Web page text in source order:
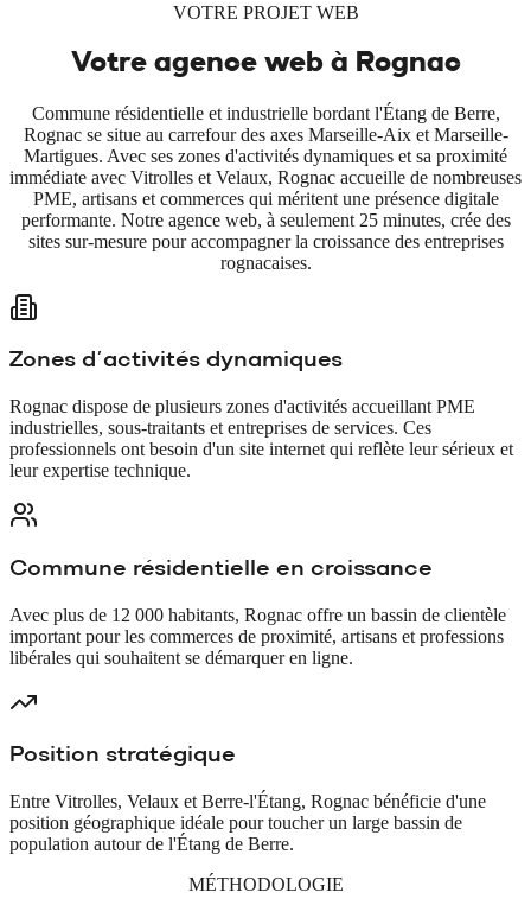
VOTRE PROJET WEB
Votre agence web à Rognac
Commune résidentielle et industrielle bordant l'Étang de Berre,
Rognac se situe au carrefour des axes Marseille-Aix et Marseille-
Martigues. Avec ses zones d'activités dynamiques et sa proximité
immédiate avec Vitrolles et Velaux, Rognac accueille de nombreuses
PME, artisans et commerces qui méritent une présence digitale
performante. Notre agence web, à seulement 25 minutes, crée des
sites sur-mesure pour accompagner la croissance des entreprises
rognacaises.
Zones d'activités dynamiques
Rognac dispose de plusieurs zones d'activités accueillant PME
industrielles, sous-traitants et entreprises de services. Ces
professionnels ont besoin d'un site internet qui reflète leur sérieux et
leur expertise technique.
Commune résidentielle en croissance
Avec plus de 12 000 habitants, Rognac offre un bassin de clientèle
important pour les commerces de proximité, artisans et professions
libérales qui souhaitent se démarquer en ligne.
Position stratégique
Entre Vitrolles, Velaux et Berre-l'Étang, Rognac bénéficie d'une
position géographique idéale pour toucher un large bassin de
population autour de l'Étang de Berre.
MÉTHODOLOGIE